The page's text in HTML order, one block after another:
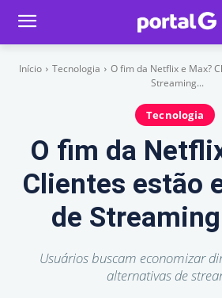
Início Tecnologia
O fim da Netflix e Max?
Streaming...
Tecnologia
O fim da
Clientes estão
de
Usuários buscam economizar
alternativas de